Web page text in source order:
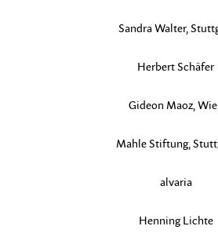
Sandra Walter,
Herbert Schäfer
Gideon Maoz,
Mahle Stiftung,
alvaria
Henning Lichte